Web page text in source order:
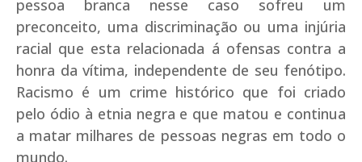
pessoa branca nesse caso sofreu um
preconceito, uma discriminação ou uma injúria
racial que esta relacionada á ofensas contra a
honra da vítima, independente de seu fenótipo.
Racismo é um crime histórico que foi criado
pelo ódio à etnia negra e que matou e continua
a matar milhares de pessoas negras em todo o
mundo.